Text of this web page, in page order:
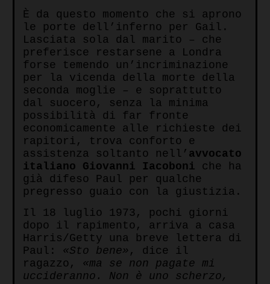
È da questo momento che si aprono
le porte dell’inferno per Gail.
Lasciata sola dal marito – che
preferisce restarsene a Londra
forse temendo un’incriminazione
per la vicenda della morte della
seconda moglie – e soprattutto
dal suocero, senza la minima
possibilità di far fronte
economicamente alle richieste dei
rapitori, trova conforto e
assistenza soltanto nell’ avvocato
italiano Giovanni Iacoboni che ha
già difeso Paul per qualche
pregresso guaio con la giustizia.
Il 18 luglio 1973, pochi giorni
dopo il rapimento, arriva a casa
Harris/Getty una breve lettera di
Paul: «Sto bene» , dice il
ragazzo, «ma se non pagate mi
uccideranno. Non è uno scherzo,